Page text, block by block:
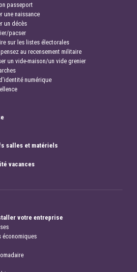
passeport
une naissance
un décès
pacser
sur les listes électorales
au recensement militaire
un vide-maison/un vide grenier
numérique
salles et matériels
vacances
votre entreprise
économiques